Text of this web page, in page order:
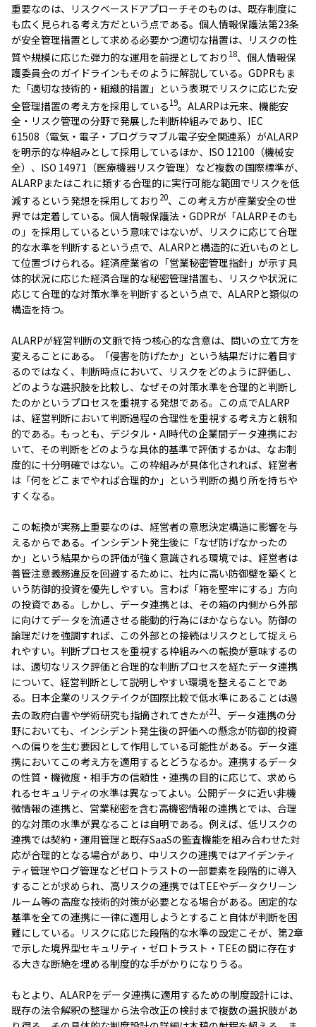
重要なのは、リスクベースドアプローチそのものは、既存制度に
も広く見られる考え方だという点である。個人情報保護法第23条
が安全管理措置として求める必要かつ適切な措置は、リスクの性
質や規模に応じた弾力的な運用を前提としており 18、個人情報保
護委員会のガイドラインもそのように解説している。GDPRもま
た「適切な技術的・組織的措置」という表現でリスクに応じた安
全管理措置の考え方を採用している19。ALARPは元来、機能安
全・リスク管理の分野で発展した判断枠組みであり、IEC
61508（電気・電子・プログラマブル電子安全関連系）がALARP
を明示的な枠組みとして採用しているほか、ISO 12100（機械安
全）、ISO 14971（医療機器リスク管理）など複数の国際標準が、
ALARPまたはこれに類する合理的に実行可能な範囲でリスクを低
減するという発想を採用しており 20、この考え方が産業安全の世
界では定着している。個人情報保護法・GDPRが「ALARPそのも
の」を採用しているという意味ではないが、リスクに応じて合理
的な水準を判断するという点で、ALARPと構造的に近いものとし
て位置づけられる。経済産業省の「営業秘密管理指針」が示す具
体的状況に応じた経済合理的な秘密管理措置も、リスクや状況に
応じて合理的な対策水準を判断するという点で、ALARPと類似の
構造を持つ。
ALARPが経営判断の文脈で持つ核心的な含意は、問いの立て方を
変えることにある。「侵害を防げたか」という結果だけに着目す
るのではなく、判断時点において、リスクをどのように評価し、
どのような選択肢を比較し、なぜその対策水準を合理的と判断し
たのかというプロセスを重視する発想である。この点でALARP
は、経営判断において判断過程の合理性を重視する考え方と親和
的である。もっとも、デジタル・AI時代の企業間データ連携にお
いて、その判断をどのような具体的基準で評価するかは、なお制
度的に十分明確ではない。この枠組みが具体化されれば、経営者
は「何をどこまでやれば合理的か」という判断の拠り所を持ちや
すくなる。
この転換が実務上重要なのは、経営者の意思決定構造に影響を与
えるからである。インシデント発生後に「なぜ防げなかったの
か」という結果からの評価が強く意識される環境では、経営者は
善管注意義務違反を回避するために、社内に高い防御壁を築くと
いう防御的投資を優先しやすい。言わば「箱を堅牢にする」方向
の投資である。しかし、データ連携とは、その箱の内側から外部
に向けてデータを流通させる能動的行為にほかならない。防御の
論理だけを強調すれば、この外部との接続はリスクとして捉えら
れやすい。判断プロセスを重視する枠組みへの転換が意味するの
は、適切なリスク評価と合理的な判断プロセスを経たデータ連携
について、経営判断として説明しやすい環境を整えることであ
る。日本企業のリスクテイクが国際比較で低水準にあることは過
去の政府白書や学術研究も指摘されてきたが21、データ連携の分
野においても、インシデント発生後の評価への懸念が防御的投資
への偏りを生む要因として作用している可能性がある。データ連
携においてこの考え方を適用するとどうなるか。連携するデータ
の性質・機微度・相手方の信頼性・連携の目的に応じて、求めら
れるセキュリティの水準は異なってよい。公開データに近い非機
微情報の連携と、営業秘密を含む高機密情報の連携とでは、合理
的な対策の水準が異なることは自明である。例えば、低リスクの
連携では契約・運用管理と既存SaaSの監査機能を組み合わせた対
応が合理的となる場合があり、中リスクの連携ではアイデンティ
ティ管理やログ管理などゼロトラストの一部要素を段階的に導入
することが求められ、高リスクの連携ではTEEやデータクリーン
ルーム等の高度な技術的対策が必要となる場合がある。固定的な
基準を全ての連携に一律に適用しようとすること自体が判断を困
難にしている。リスクに応じた段階的な水準の設定こそが、第2章
で示した境界型セキュリティ・ゼロトラスト・TEEの間に存在す
る大きな断絶を埋める制度的な手がかりになりうる。
もとより、ALARPをデータ連携に適用するための制度設計には、
既存の法令解釈の整理から法令改正の検討まで複数の選択肢があ